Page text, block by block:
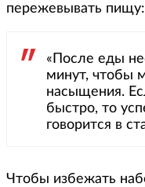
пережевывать
«После еды
минут, чтобы
насыщения.
быстро, то
говорится в
Чтобы избежать